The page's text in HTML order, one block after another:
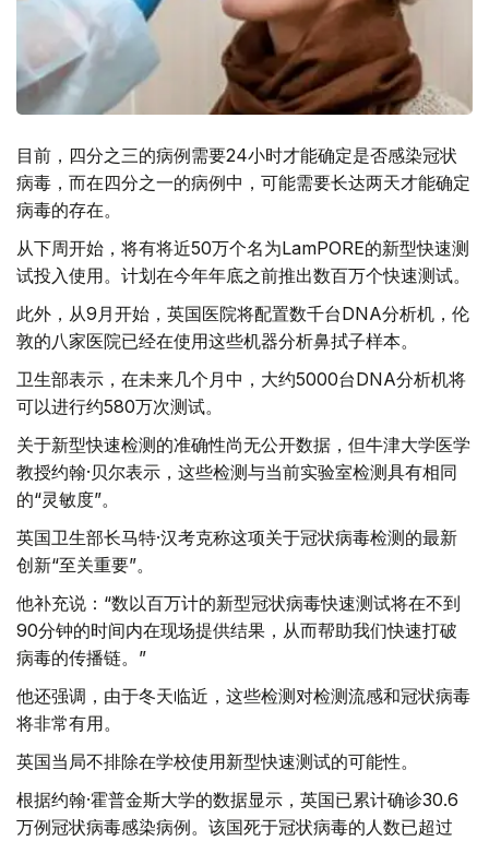
目前，四分之三的病例需要24小时才能确定是否感染冠状
病毒，而在四分之一的病例中，可能需要长达两天才能确定
病毒的存在。
从下周开始，将有将近50万个名为LamPORE的新型快速测
试投入使用。计划在今年年底之前推出数百万个快速测试。
此外，从9月开始，英国医院将配置数千台DNA分析机，伦
敦的八家医院已经在使用这些机器分析鼻拭子样本。
卫生部表示，在未来几个月中，大约5000台DNA分析机将
可以进行约580万次测试。
关于新型快速检测的准确性尚无公开数据，但牛津大学医学
教授约翰·贝尔表示，这些检测与当前实验室检测具有相同
的“灵敏度”。
英国卫生部长马特·汉考克称这项关于冠状病毒检测的最新
创新“至关重要”。
他补充说：“数以百万计的新型冠状病毒快速测试将在不到
90分钟的时间内在现场提供结果，从而帮助我们快速打破
病毒的传播链。”
他还强调，由于冬天临近，这些检测对检测流感和冠状病毒
将非常有用。
英国当局不排除在学校使用新型快速测试的可能性。
根据约翰·霍普金斯大学的数据显示，英国已累计确诊30.6
万例冠状病毒感染病例。该国死于冠状病毒的人数已超过